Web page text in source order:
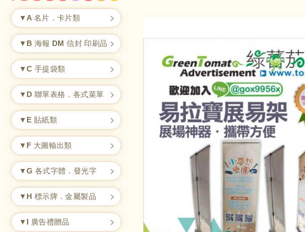
▼A 名片．卡片類
▼B 海報 DM 信封 印刷品
▼C 手提袋類
▼D 聯單表格．各式菜單
▼E 貼紙類
▼F 大圖輸出類
▼G 各式字體．發光字
▼H 標示牌．金屬製品
▼I 廣告禮贈品